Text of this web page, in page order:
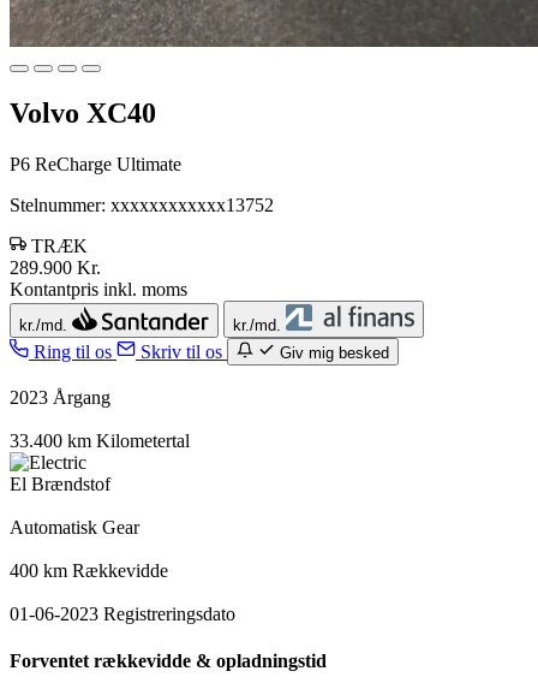
Volvo XC40
P6 ReCharge Ultimate
Stelnummer: xxxxxxxxxxxx13752
TRÆK
289.900 Kr.
Kontantpris inkl. moms
kr./md. kr./md.
Ring til os Skriv til os Giv mig besked
2023 Årgang
33.400 km Kilometertal
El Brændstof
Automatisk Gear
400 km Rækkevidde
01-06-2023 Registreringsdato
Forventet rækkevidde & opladningstid